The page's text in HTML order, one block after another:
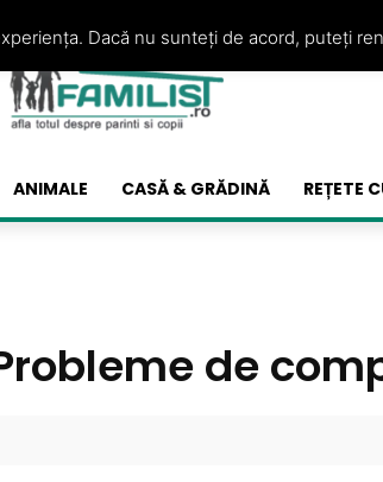
ANIMALE CASĂ & GRĂDINĂ REȚETE
de
Dacă nu sunteți de acord, puteți